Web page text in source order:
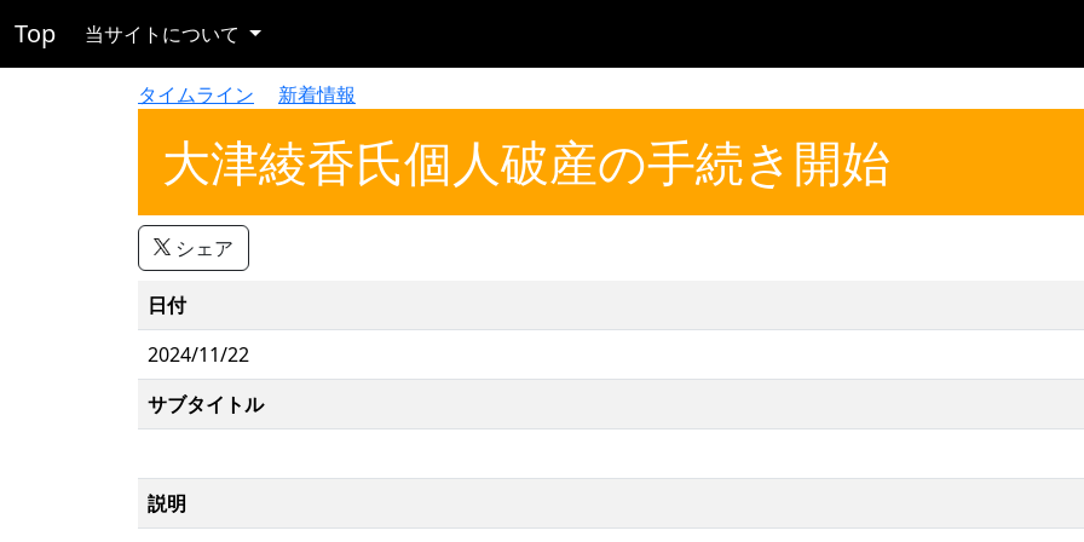
Top 当サイトについて
タイムライン 新着情報
大津綾香氏個人破産の手続き開始
シェア
日付
2024/11/22
サブタイトル
説明